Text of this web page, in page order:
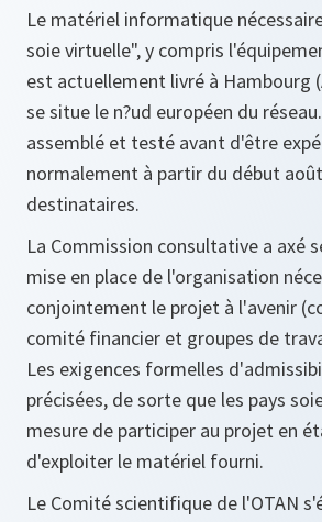
Le matériel informatique
soie virtuelle", y compris
est actuellement livré à Hambourg
se situe le n?ud européen du
assemblé et testé avant d'être
normalement à partir du début
destinataires.
La Commission consultative a axé
mise en place de l'organisation
conjointement le projet à l'avenir
comité financier et groupes de
Les exigences formelles
précisées, de sorte que les pays
mesure de participer au projet en
d'exploiter le matériel fourni.
Le Comité scientifique de l'OTAN